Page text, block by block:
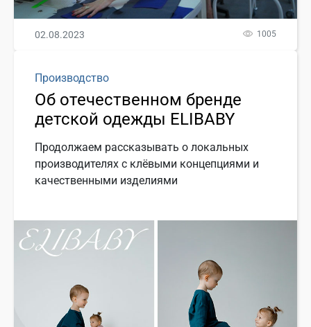
02.08.2023 1005
Производство
Об отечественном бренде
детской одежды ELIBABY
Продолжаем рассказывать о локальных
производителях с клёвыми концепциями и
качественными изделиями